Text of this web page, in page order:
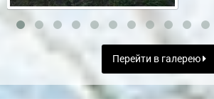
Перейти в галерею